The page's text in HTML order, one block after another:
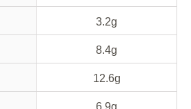
3.2g
8.4g
12.6g
6.9g